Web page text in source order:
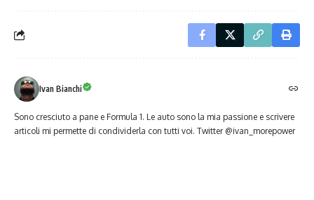
Ivan Bianchi
Sono cresciuto a pane e Formula 1. Le auto sono la mia passione e scrivere
articoli mi permette di condividerla con tutti voi. Twitter @ivan_morepower